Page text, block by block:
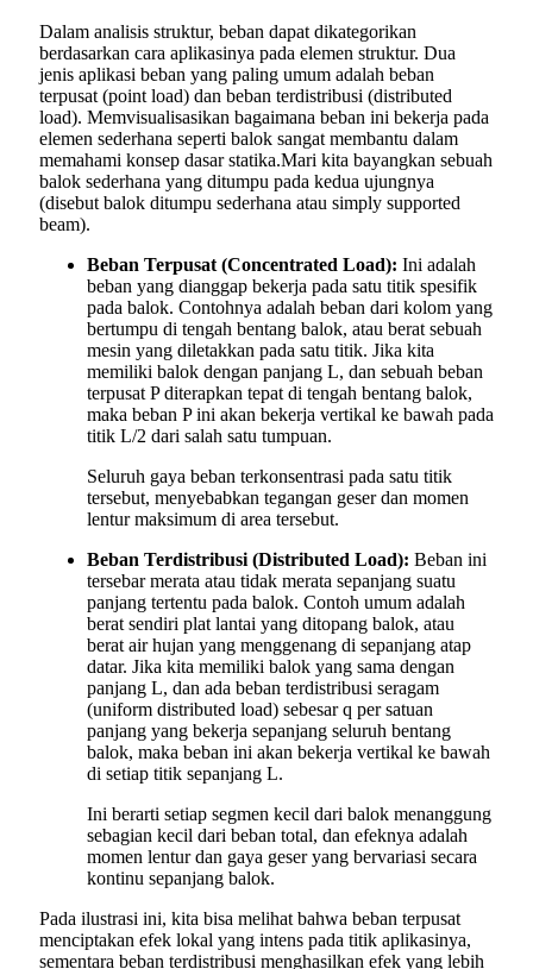
Dalam analisis struktur, beban dapat dikategorikan
berdasarkan cara aplikasinya pada elemen struktur. Dua
jenis aplikasi beban yang paling umum adalah beban
terpusat (point load) dan beban terdistribusi (distributed
load). Memvisualisasikan bagaimana beban ini bekerja pada
elemen sederhana seperti balok sangat membantu dalam
memahami konsep dasar statika.Mari kita bayangkan sebuah
balok sederhana yang ditumpu pada kedua ujungnya
(disebut balok ditumpu sederhana atau simply supported
beam).
Beban Terpusat (Concentrated Load): Ini adalah
beban yang dianggap bekerja pada satu titik spesifik
pada balok. Contohnya adalah beban dari kolom yang
bertumpu di tengah bentang balok, atau berat sebuah
mesin yang diletakkan pada satu titik. Jika kita
memiliki balok dengan panjang L, dan sebuah beban
terpusat P diterapkan tepat di tengah bentang balok,
maka beban P ini akan bekerja vertikal ke bawah pada
titik L/2 dari salah satu tumpuan.
Seluruh gaya beban terkonsentrasi pada satu titik
tersebut, menyebabkan tegangan geser dan momen
lentur maksimum di area tersebut.
Beban Terdistribusi (Distributed Load): Beban ini
tersebar merata atau tidak merata sepanjang suatu
panjang tertentu pada balok. Contoh umum adalah
berat sendiri plat lantai yang ditopang balok, atau
berat air hujan yang menggenang di sepanjang atap
datar. Jika kita memiliki balok yang sama dengan
panjang L, dan ada beban terdistribusi seragam
(uniform distributed load) sebesar q per satuan
panjang yang bekerja sepanjang seluruh bentang
balok, maka beban ini akan bekerja vertikal ke bawah
di setiap titik sepanjang L.
Ini berarti setiap segmen kecil dari balok menanggung
sebagian kecil dari beban total, dan efeknya adalah
momen lentur dan gaya geser yang bervariasi secara
kontinu sepanjang balok.
Pada ilustrasi ini, kita bisa melihat bahwa beban terpusat
menciptakan efek lokal yang intens pada titik aplikasinya,
sementara beban terdistribusi menghasilkan efek yang lebih